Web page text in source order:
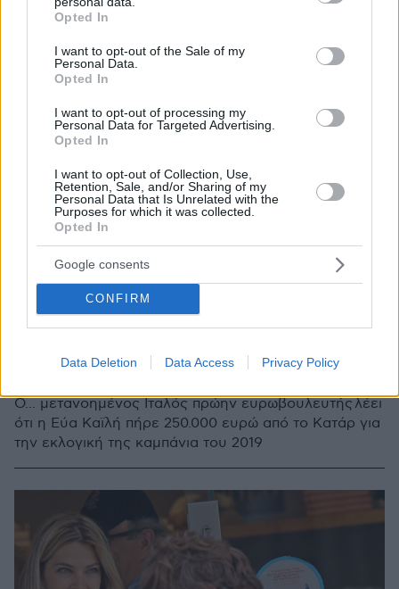
grant or deny consent to Google and its third-party tags to
use your data for below specified purposes in below Google
consent section.
Opted In
I want to opt-out of the Sale of my
Personal Data.
Opted In
I want to opt-out of processing my
Personal Data for Targeted Advertising.
Opted In
I want to opt-out of Collection, Use,
Retention, Sale, and/or Sharing of my
Personal Data that Is Unrelated with the
Purposes for which it was collected.
Opted In
Google consents
CONFIRM
Data Deletion Data Access Privacy Policy
Le Soir: Ο Παντσέρι «ομολογεί» - Με τον Τζόρτζι
Ο... μετανοημένος Ιταλός πρώην ευρωβουλευτής λέει
ότι η Εύα Καϊλή πήρε 250.000 ευρώ από το Κατάρ για
την εκλογική της καμπάνια του 2019